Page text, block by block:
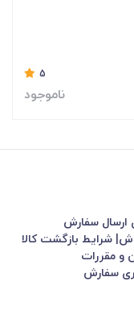
5
ناموجود
سفارش
شرایط بازگشت کالا
و مقررات
سفارش